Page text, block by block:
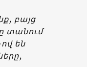
բայց
տանում
են